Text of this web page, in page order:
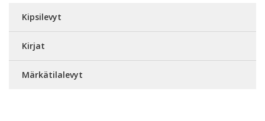
Kipsilevyt
Kirjat
Märkätilalevyt